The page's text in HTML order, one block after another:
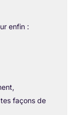
enfin :
façons de